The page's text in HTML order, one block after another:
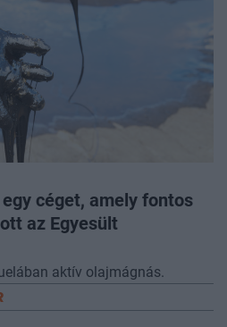
céget, amely fontos
az Egyesült
aktív olajmágnás.